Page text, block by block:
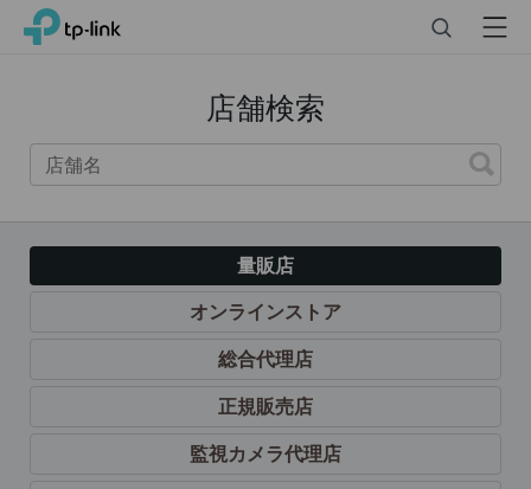
ClickTP-Link, Reliably Smart Menu
店舗検索
量販店
オンラインストア
総合代理店
正規販売店
監視カメラ代理店